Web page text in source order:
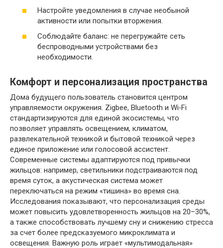
Настройте уведомления в случае необыной
активности или попытки вторжения.
Соблюдайте баланс: не перегружайте сеть
беспроводными устройствами без
необходимости.
Комфорт и персонализация пространства
Дома будущего пользователь становится центром
управляемости окружения. Zigbee, Bluetooth и Wi‑Fi
стандартизируются для единой экосистемы, что
позволяет управлять освещением, климатом,
развлекательной техникой и бытовой техникой через
единое приложение или голосовой ассистент.
Современные системы адаптируются под привычки
жильцов: например, светильники подстраиваются под
время суток, а акустическая система может
переключаться на режим «тишина» во время сна.
Исследования показывают, что персонализация среды
может повысить удовлетворенность жильцов на 20–30%,
а также способствовать лучшему сну и снижению стресса
за счет более предсказуемого микроклимата и
освещения. Важную роль играет «мультимодальная»